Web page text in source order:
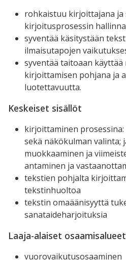
rohkaistuu kirjoittajana ja
kirjoitusprosessin
syventää käsitystään
ilmaisutapojen
syventää taitoaan
kirjoittamisen pohjana ja
luotettavuutta.
Keskeiset sisällöt
kirjoittaminen
sekä näkökulman valinta;
muokkaaminen ja
antaminen ja
tekstien pohjalta
tekstinhuoltoa
tekstin omaäänisyyttä
sanataideharjoituksia
Laaja-alaiset osaamisalueet
vuorovaikutusosaaminen